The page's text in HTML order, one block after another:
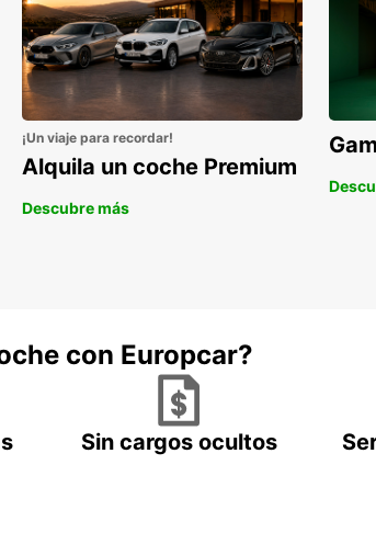
¡Un viaje para recordar!
Alquila un coche Premium
Descubre más
con Europcar?
Sin cargos ocultos